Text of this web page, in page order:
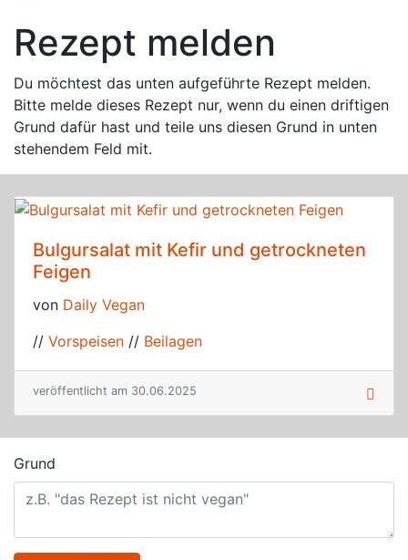
Rezept melden
Du möchtest das unten aufgeführte Rezept melden.
Bitte melde dieses Rezept nur, wenn du einen driftigen
Grund dafür hast und teile uns diesen Grund in unten
stehendem Feld mit.
Bulgursalat mit Kefir und getrockneten
Feigen
von Daily Vegan
// Vorspeisen // Beilagen
veröffentlicht am 30.06.2025
Grund